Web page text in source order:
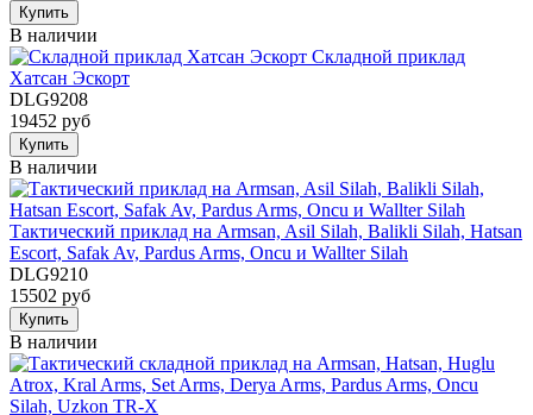
Купить
В наличии
Складной приклад
Хатсан Эскорт
DLG9208
19452 руб
Купить
В наличии
Тактический приклад на Armsan, Asil Silah, Balikli Silah, Hatsan
Escort, Safak Av, Pardus Arms, Oncu и Wallter Silah
DLG9210
15502 руб
Купить
В наличии